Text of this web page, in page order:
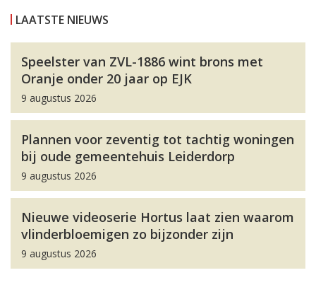
LAATSTE NIEUWS
Speelster van ZVL-1886 wint brons met
Oranje onder 20 jaar op EJK
9 augustus 2026
Plannen voor zeventig tot tachtig woningen
bij oude gemeentehuis Leiderdorp
9 augustus 2026
Nieuwe videoserie Hortus laat zien waarom
vlinderbloemigen zo bijzonder zijn
9 augustus 2026